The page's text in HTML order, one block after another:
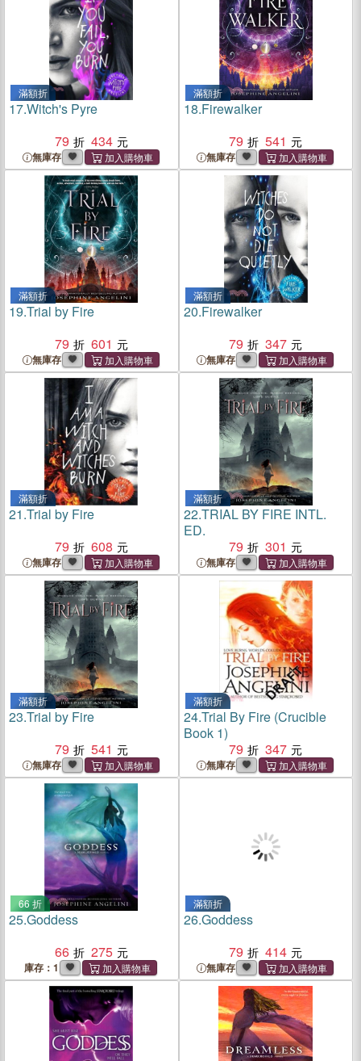
滿額折
17.Witch's Pyre
79
434
無庫存
滿額折
18.Firewalker
79
541
無庫存
滿額折
19.Trial by Fire
79
601
無庫存
滿額折
20.Firewalker
79
347
無庫存
滿額折
21.Trial by Fire
79
608
無庫存
滿額折
22.TRIAL BY FIRE INTL.
ED.
79
301
無庫存
滿額折
23.Trial by Fire
79
541
無庫存
滿額折
24.Trial By Fire (Crucible
Book 1)
79
347
無庫存
66 折
25.Goddess
66
275
庫存：1
滿額折
26.Goddess
79
414
無庫存